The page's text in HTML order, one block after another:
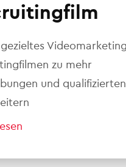
zu mehr
und qualifizierten